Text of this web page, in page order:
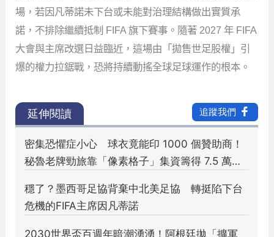
場，若因凡蒂諾未下台或未能對治理結構做出實質承
諾，不排除繼續抵制 FIFA 旗下賽事。隨著 2027 年 FIFA
大會與主席改選日益臨近，這場由「拋售世足股權」引
爆的權力拉鋸戰，恐將持續動搖全球足球運作的根本。